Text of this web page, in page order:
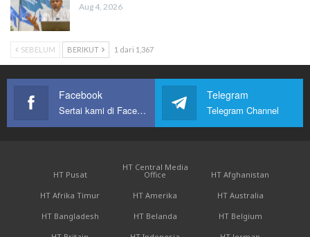
Aug 4, 2026
SEBELUM BERIKUT 1 dari 1,367
Facebook
Sertai kami di Facebook
Telegram
Telegram Channel
HT Pusat
HT Central Media
Office
HT Afghanistan
HT Afrika Timur
HT Amerika
HT Australia
HT Bangladesh
HT Belanda
HT Belgium